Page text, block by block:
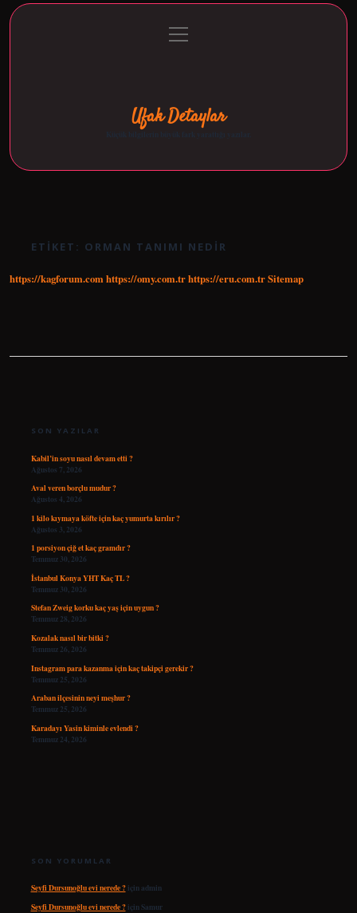
Gizlilik Politikası
menüyü
aç
Ufak Detaylar
Küçük bilgilerin büyük fark yarattığı yazılar.
ETIKET: ORMAN TANIMI NEDIR
https://kagforum.com https://omy.com.trhttps://eru.com.trSitemap
SON YAZILAR
Kabil’in soyu nasıl devam etti ?
Ağustos 7, 2026
Aval veren borçlu mudur ?
Ağustos 4, 2026
1 kilo kıymaya köfte için kaç yumurta kırılır ?
Ağustos 3, 2026
1 porsiyon çiğ et kaç gramdır ?
Temmuz 30, 2026
İstanbul Konya YHT Kaç TL ?
Temmuz 30, 2026
Stefan Zweig korku kaç yaş için uygun ?
Temmuz 28, 2026
Kozalak nasıl bir bitki ?
Temmuz 26, 2026
Instagram para kazanma için kaç takipçi gerekir ?
Temmuz 25, 2026
Araban ilçesinin neyi meşhur ?
Temmuz 25, 2026
Karadayı Yasin kiminle evlendi ?
Temmuz 24, 2026
SON YORUMLAR
Seyfi Dursunoğlu evi nerede ?içinadmin
Seyfi Dursunoğlu evi nerede ?içinSamur